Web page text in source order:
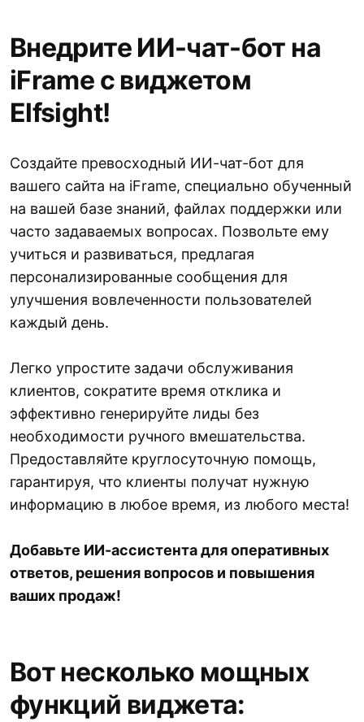
Внедрите ИИ-чат-бот на
iFrame с виджетом
Elfsight!
Создайте превосходный ИИ-чат-бот для
вашего сайта на iFrame, специально обученный
на вашей базе знаний, файлах поддержки или
часто задаваемых вопросах. Позвольте ему
учиться и развиваться, предлагая
персонализированные сообщения для
улучшения вовлеченности пользователей
каждый день.
Легко упростите задачи обслуживания
клиентов, сократите время отклика и
эффективно генерируйте лиды без
необходимости ручного вмешательства.
Предоставляйте круглосуточную помощь,
гарантируя, что клиенты получат нужную
информацию в любое время, из любого места!
Добавьте ИИ-ассистента для оперативных
ответов, решения вопросов и повышения
ваших продаж!
Вот несколько мощных
функций виджета: